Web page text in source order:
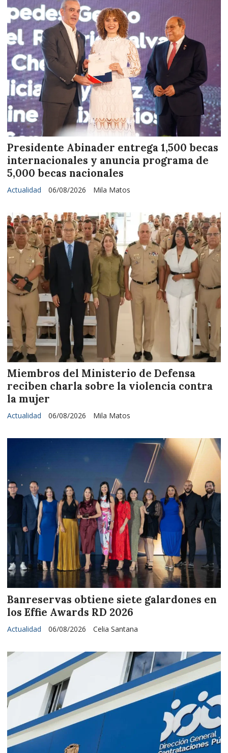
Presidente Abinader entrega 1,500 becas
internacionales y anuncia programa de
5,000 becas nacionales
Mila Matos
Actualidad 06/08/2026
Miembros del Ministerio de Defensa
reciben charla sobre la violencia contra
la mujer
Mila Matos
Actualidad 06/08/2026
Banreservas obtiene siete galardones en
los Effie Awards RD 2026
Celia Santana
Actualidad 06/08/2026